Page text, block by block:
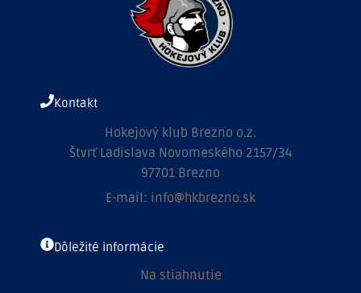
Kontakt
Hokejový klub Brezno o.z.
Štvrť Ladislava Novomeského 2157/34
97701 Brezno
E-mail: info@hkbrezno.sk
Dôležité informácie
Na stiahnutie